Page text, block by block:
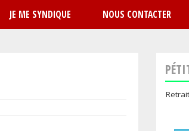
JE ME SYNDIQUE NOUS CONTACTER